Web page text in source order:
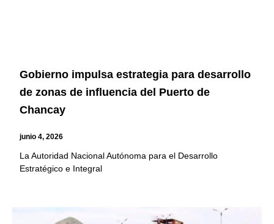
Gobierno impulsa estrategia para desarrollo
de zonas de influencia del Puerto de
Chancay
junio 4, 2026
La Autoridad Nacional Autónoma para el Desarrollo
Estratégico e Integral